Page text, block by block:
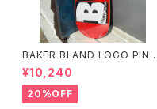
BAKER BLAND LOGO PINK
DECK 8.0 ベイカー ブラン
ド ロゴ デッキ ピンク 8イ
ンチ スケートボード スケボー
¥10,240
20%OFF